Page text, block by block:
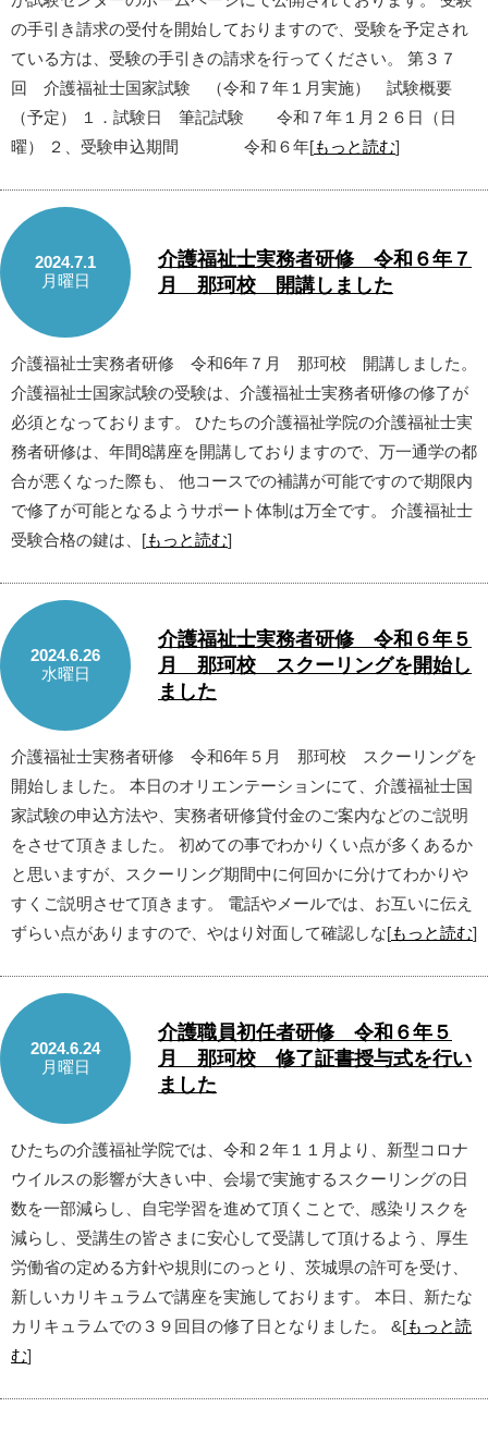
の手引き請求の受付を開始しておりますので、受験を予定され
ている方は、受験の手引きの請求を行ってください。 第３７
回 介護福祉士国家試験 （令和７年１月実施） 試験概要
（予定） １．試験日 筆記試験 令和７年１月２６日（日
曜） ２、受験申込期間 令和６年[もっと読む]
2024.7.1
月曜日
介護福祉士実務者研修 令和６年７
月 那珂校 開講しました
介護福祉士実務者研修 令和6年７月 那珂校 開講しました。
介護福祉士国家試験の受験は、介護福祉士実務者研修の修了が
必須となっております。 ひたちの介護福祉学院の介護福祉士実
務者研修は、年間8講座を開講しておりますので、万一通学の都
合が悪くなった際も、 他コースでの補講が可能ですので期限内
で修了が可能となるようサポート体制は万全です。 介護福祉士
受験合格の鍵は、[もっと読む]
2024.6.26
水曜日
介護福祉士実務者研修 令和６年５
月 那珂校 スクーリングを開始し
ました
介護福祉士実務者研修 令和6年５月 那珂校 スクーリングを
開始しました。 本日のオリエンテーションにて、介護福祉士国
家試験の申込方法や、実務者研修貸付金のご案内などのご説明
をさせて頂きました。 初めての事でわかりくい点が多くあるか
と思いますが、スクーリング期間中に何回かに分けてわかりや
すくご説明させて頂きます。 電話やメールでは、お互いに伝え
ずらい点がありますので、やはり対面して確認しな[もっと読む]
2024.6.24
月曜日
介護職員初任者研修 令和６年５
月 那珂校 修了証書授与式を行い
ました
ひたちの介護福祉学院では、令和２年１１月より、新型コロナ
ウイルスの影響が大きい中、会場で実施するスクーリングの日
数を一部減らし、自宅学習を進めて頂くことで、感染リスクを
減らし、受講生の皆さまに安心して受講して頂けるよう、厚生
労働省の定める方針や規則にのっとり、茨城県の許可を受け、
新しいカリキュラムで講座を実施しております。 本日、新たな
カリキュラムでの３９回目の修了日となりました。 &[もっと読
む]